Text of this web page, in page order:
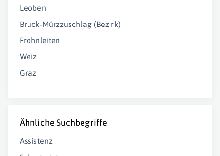
Leoben
Bruck-Mürzzuschlag (Bezirk)
Frohnleiten
Weiz
Graz
Ähnliche Suchbegriffe
Assistenz